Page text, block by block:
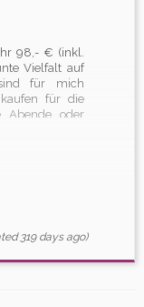
98,- € (inkl.
Vielfalt auf
für mich
für die
Abende oder
319 days ago)